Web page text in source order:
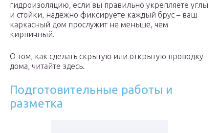
гидроизоляцию, если вы правильно укрепляете углы
и стойки, надежно фиксируете каждый брус – ваш
каркасный дом прослужит не меньше, чем
кирпичный.
О том, как сделать скрытую или открытую проводку
дома, читайте здесь.
Подготовительные работы и
разметка